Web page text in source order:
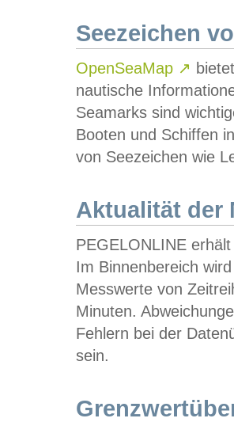
Seezeichen
OpenSeaMap ↗
nautische
Seamarks sind
Booten und Schiffen
von Seezeichen wie
Aktualität der
PEGELONLINE
Im Binnenbereich
Messwerte von
Minuten.
Fehlern bei der
sein.